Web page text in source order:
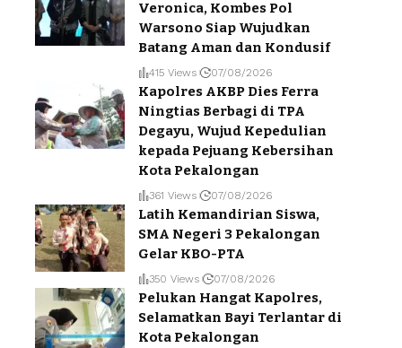
Veronica, Kombes Pol
Warsono Siap Wujudkan
Batang Aman dan Kondusif
415 Views 07/08/2026
Kapolres AKBP Dies Ferra
Ningtias Berbagi di TPA
Degayu, Wujud Kepedulian
kepada Pejuang Kebersihan
Kota Pekalongan
361 Views 07/08/2026
Latih Kemandirian Siswa,
SMA Negeri 3 Pekalongan
Gelar KBO-PTA
350 Views 07/08/2026
Pelukan Hangat Kapolres,
Selamatkan Bayi Terlantar di
Kota Pekalongan